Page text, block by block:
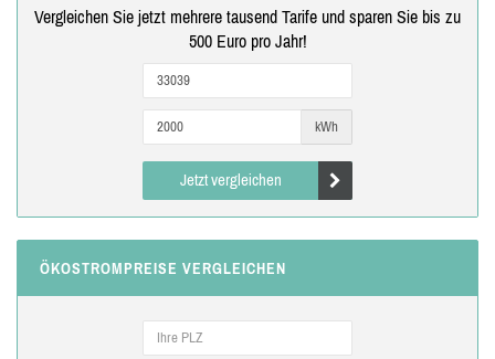
Vergleichen Sie jetzt mehrere tausend Tarife und sparen Sie bis zu
500 Euro pro Jahr!
kWh
Jetzt vergleichen
ÖKOSTROMPREISE VERGLEICHEN